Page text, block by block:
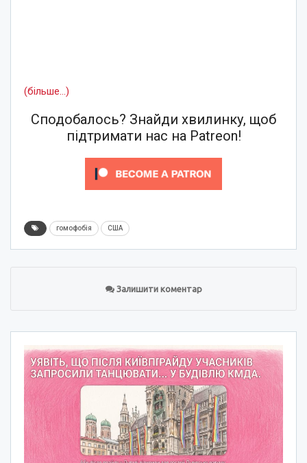
(більше…)
Сподобалось? Знайди хвилинку, щоб
підтримати нас на Patreon!
гомофобія США
Залишити коментар